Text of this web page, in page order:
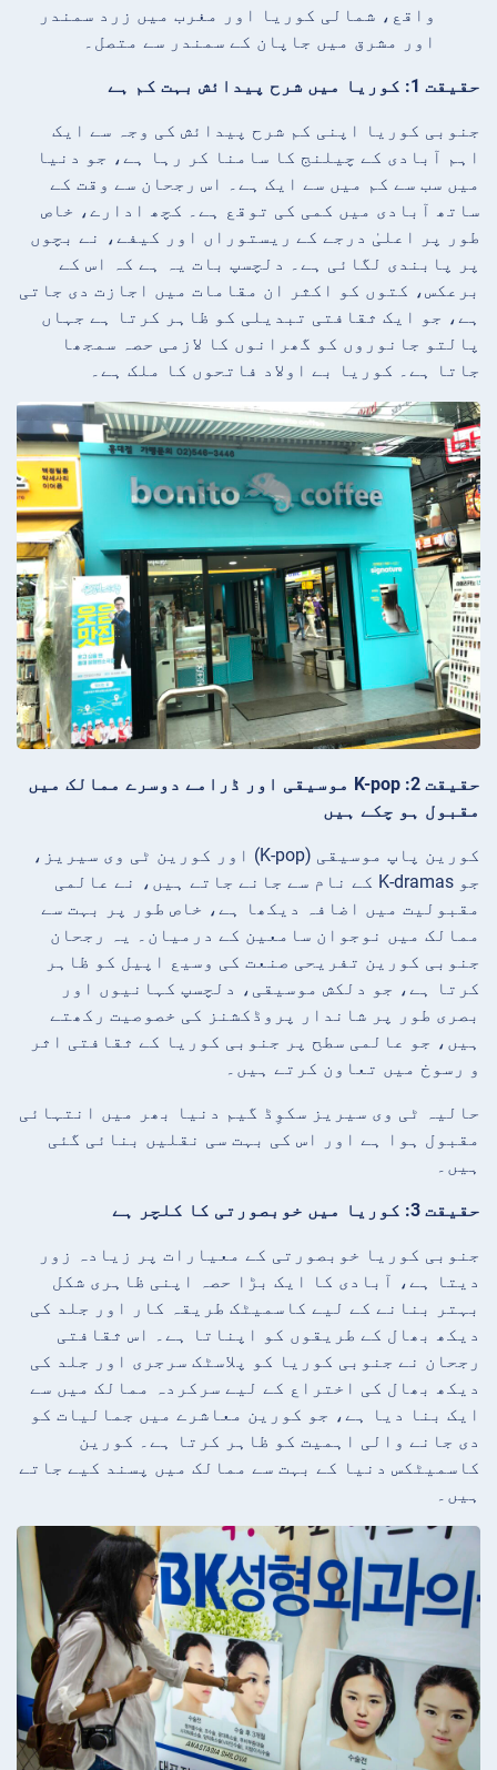
واقع، شمالی کوریا اور مغرب میں زرد سمندر
اور مشرق میں جاپان کے سمندر سے متصل۔
حقیقت 1: کوریا میں شرح پیدائش بہت کم ہے
جنوبی کوریا اپنی کم شرح پیدائش کی وجہ سے ایک
اہم آبادی کے چیلنج کا سامنا کر رہا ہے، جو دنیا
میں سب سے کم میں سے ایک ہے۔ اس رجحان سے وقت کے
ساتھ آبادی میں کمی کی توقع ہے۔ کچھ ادارے، خاص
طور پر اعلیٰ درجے کے ریستوراں اور کیفے، نے بچوں
پر پابندی لگائی ہے۔ دلچسپ بات یہ ہے کہ اس کے
برعکس، کتوں کو اکثر ان مقامات میں اجازت دی جاتی
ہے، جو ایک ثقافتی تبدیلی کو ظاہر کرتا ہے جہاں
پالتو جانوروں کو گھرانوں کا لازمی حصہ سمجھا
جاتا ہے۔ کوریا بے اولاد فاتحوں کا ملک ہے۔
حقیقت 2: K-pop موسیقی اور ڈرامے دوسرے ممالک میں
مقبول ہو چکے ہیں
کورین پاپ موسیقی (K-pop) اور کورین ٹی وی سیریز،
جو K-dramas کے نام سے جانے جاتے ہیں، نے عالمی
مقبولیت میں اضافہ دیکھا ہے، خاص طور پر بہت سے
ممالک میں نوجوان سامعین کے درمیان۔ یہ رجحان
جنوبی کورین تفریحی صنعت کی وسیع اپیل کو ظاہر
کرتا ہے، جو دلکش موسیقی، دلچسپ کہانیوں اور
بصری طور پر شاندار پروڈکشنز کی خصوصیت رکھتے
ہیں، جو عالمی سطح پر جنوبی کوریا کے ثقافتی اثر
و رسوخ میں تعاون کرتے ہیں۔
حالیہ ٹی وی سیریز سکوِڈ گیم دنیا بھر میں انتہائی
مقبول ہوا ہے اور اس کی بہت سی نقلیں بنائی گئی
ہیں۔
حقیقت 3: کوریا میں خوبصورتی کا کلچر ہے
جنوبی کوریا خوبصورتی کے معیارات پر زیادہ زور
دیتا ہے، آبادی کا ایک بڑا حصہ اپنی ظاہری شکل
بہتر بنانے کے لیے کاسمیٹک طریقہ کار اور جلد کی
دیکھ بھال کے طریقوں کو اپناتا ہے۔ اس ثقافتی
رجحان نے جنوبی کوریا کو پلاسٹک سرجری اور جلد کی
دیکھ بھال کی اختراع کے لیے سرکردہ ممالک میں سے
ایک بنا دیا ہے، جو کورین معاشرے میں جمالیات کو
دی جانے والی اہمیت کو ظاہر کرتا ہے۔ کورین
کاسمیٹکس دنیا کے بہت سے ممالک میں پسند کیے جاتے
ہیں۔